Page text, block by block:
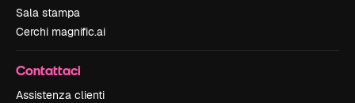
Sala stampa
Cerchi magnific.ai
Contattaci
Assistenza clienti